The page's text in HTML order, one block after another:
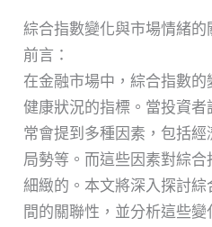
綜合指數變化與市場情緒的
前言：
在金融市場中，綜合指數
健康狀況的指標。當投資
常會提到多種因素，包括
局勢等。而這些因素對綜
細緻的。本文將深入探討
間的關聯性，並分析這些